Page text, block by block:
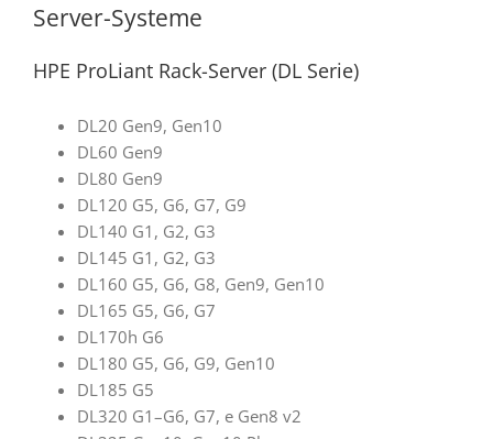
Server-Systeme
HPE ProLiant Rack-Server (DL Serie)
DL20 Gen9, Gen10
DL60 Gen9
DL80 Gen9
DL120 G5, G6, G7, G9
DL140 G1, G2, G3
DL145 G1, G2, G3
DL160 G5, G6, G8, Gen9, Gen10
DL165 G5, G6, G7
DL170h G6
DL180 G5, G6, G9, Gen10
DL185 G5
DL320 G1–G6, G7, e Gen8 v2